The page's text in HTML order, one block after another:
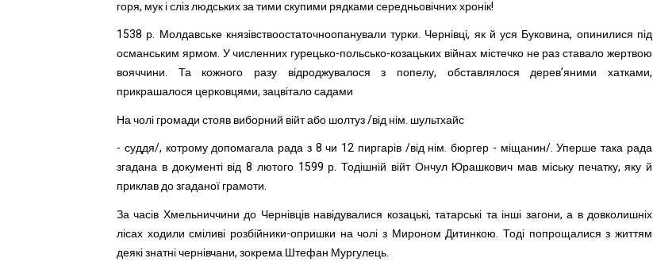
горя, мук і сліз людських за тими скупими рядками середньовічних хронік!
1538 р. Молдавське князівствоостаточноопанували турки. Чернівці, як й уся Буковина, опинилися під
османським ярмом. У численних гурецько-польсько-козацьких війнах містечко не раз ставало жертвою
вояччини. Та кожного разу відроджувалося з попелу, обставлялося дерев’яними хатками,
прикрашалося церковцями, зацвітало садами
На чолі громади стояв виборний війт або шолтуз /від нім. шультхайс
- суддя/, котрому допомагала рада з 8 чи 12 пиргарів /від нім. бюргер - міщанин/. Уперше така рада
згадана в документі від 8 лютого 1599 р. Тодішній війт Ончул Юрашкович мав міську печатку, яку й
приклав до згаданої грамоти.
За часів Хмельниччини до Чернівців навідувалися козацькі, татарські та інші загони, а в довколишніх
лісах ходили сміливі розбійники-опришки на чолі з Мироном Дитинкою. Тоді попрощалися з життям
деякі знатні чернівчани, зокрема Штефан Мургулець.